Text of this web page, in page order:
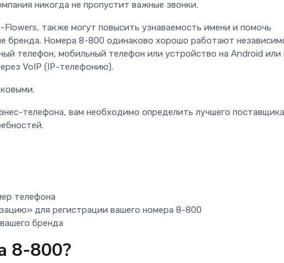
никогда не пропустит важные звонки.
также могут повысить узнаваемость имени и помочь
бренда. Номера 8-800 одинаково хорошо работают
телефон, мобильный телефон или устройство на Android или
VoIP (IP-телефонию).
телефона, вам необходимо определить лучшего
телефона
для регистрации вашего номера 8-800
бренда
8-800?